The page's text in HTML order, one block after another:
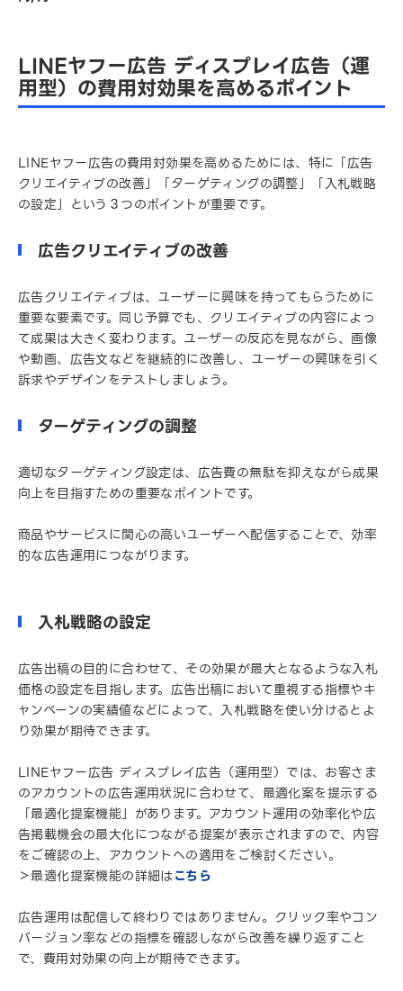
LINEヤフー広告 ディスプレイ広告（運
用型）の費用対効果を高めるポイント
LINEヤフー広告の費用対効果を高めるためには、特に「広告
クリエイティブの改善」「ターゲティングの調整」「入札戦略
の設定」という３つのポイントが重要です。
広告クリエイティブの改善
広告クリエイティブは、ユーザーに興味を持ってもらうために
重要な要素です。同じ予算でも、クリエイティブの内容によっ
て成果は大きく変わります。ユーザーの反応を見ながら、画像
や動画、広告文などを継続的に改善し、ユーザーの興味を引く
訴求やデザインをテストしましょう。
ターゲティングの調整
適切なターゲティング設定は、広告費の無駄を抑えながら成果
向上を目指すための重要なポイントです。
商品やサービスに関心の高いユーザーへ配信することで、効率
的な広告運用につながります。
入札戦略の設定
広告出稿の目的に合わせて、その効果が最大となるような入札
価格の設定を目指します。広告出稿において重視する指標やキ
ャンペーンの実績値などによって、入札戦略を使い分けるとよ
り効果が期待できます。
LINEヤフー広告 ディスプレイ広告（運用型）では、お客さま
のアカウントの広告運用状況に合わせて、最適化案を提示する
「最適化提案機能」があります。アカウント運用の効率化や広
告掲載機会の最大化につながる提案が表示されますので、内容
をご確認の上、アカウントへの適用をご検討ください。
＞最適化提案機能の詳細はこちら
広告運用は配信して終わりではありません。クリック率やコン
バージョン率などの指標を確認しながら改善を繰り返すこと
で、費用対効果の向上が期待できます。